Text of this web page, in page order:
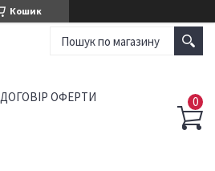
Кошик
ДОГОВІР ОФЕРТИ